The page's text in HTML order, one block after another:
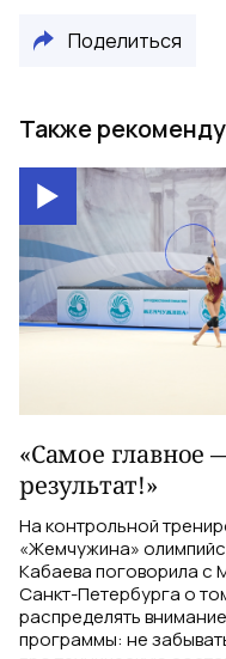
Поделиться
Также
«Самое главное
результат!»
На контрольной
«Жемчужина»
Кабаева поговорила с
Санкт-Петербурга о
распределять
программы: не